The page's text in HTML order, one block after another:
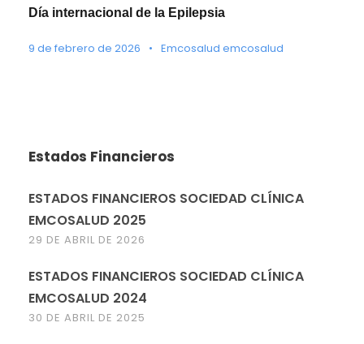
Día internacional de la Epilepsia
9 de febrero de 2026 • Emcosalud emcosalud
Estados Financieros
ESTADOS FINANCIEROS SOCIEDAD CLÍNICA
EMCOSALUD 2025
29 DE ABRIL DE 2026
ESTADOS FINANCIEROS SOCIEDAD CLÍNICA
EMCOSALUD 2024
30 DE ABRIL DE 2025